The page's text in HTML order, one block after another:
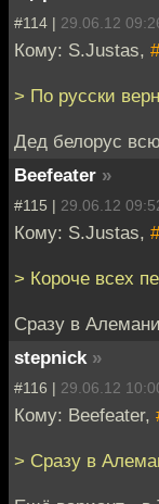
#114 | 29.06.12
Кому: S.Justas,
> По русски
Дед белорус
Beefeater »
#115 | 29.06.12
Кому: S.Justas,
> Короче всех
Сразу в
stepnick »
#116 | 29.06.12
Кому: Beefeater,
> Сразу в